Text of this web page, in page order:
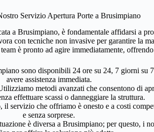
Servizio Apertura Porte a Brusimpiano
a Brusimpiano, è fondamentale affidarsi a
con tecniche non invasive per garantire la
è pronto ad agire immediatamente,
sono disponibili 24 ore su 24, 7 giorni su
avere assistenza immediata.
metodi avanzati che consentono di
effettuare scassi o danneggiare la struttura.
il servizio che offriamo è onesto e a costi
e senza sorprese.
è diversa a Brusimpiano; per questo, i